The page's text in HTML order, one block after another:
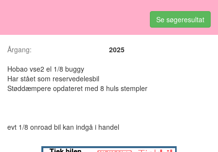
Se søgeresultat
Årgang:
2025
Hobao vse2 el 1/8 buggy
Har stået som reservedelesbil
Støddæmpere opdateret med 8 huls stempler
evt 1/8 onroad bil kan indgå i handel